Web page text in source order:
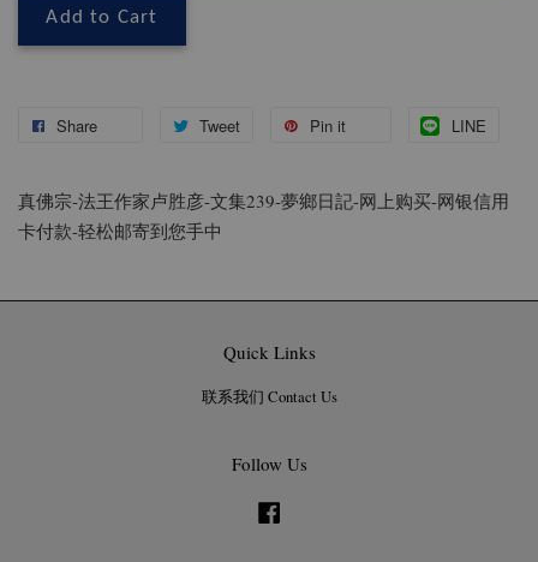
Add to Cart
Share Tweet Pin it LINE
真佛宗-法王作家卢胜彦-文集239-夢鄉日記-网上购买-网银信用
卡付款-轻松邮寄到您手中
Quick Links
联系我们 Contact Us
Follow Us